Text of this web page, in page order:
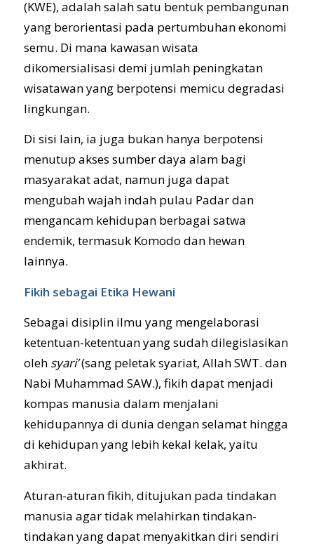
(KWE), adalah salah satu bentuk pembangunan
yang berorientasi pada pertumbuhan ekonomi
semu. Di mana kawasan wisata
dikomersialisasi demi jumlah peningkatan
wisatawan yang berpotensi memicu degradasi
lingkungan.
Di sisi lain, ia juga bukan hanya berpotensi
menutup akses sumber daya alam bagi
masyarakat adat, namun juga dapat
mengubah wajah indah pulau Padar dan
mengancam kehidupan berbagai satwa
endemik, termasuk Komodo dan hewan
lainnya.
Fikih sebagai Etika Hewani
Sebagai disiplin ilmu yang mengelaborasi
ketentuan-ketentuan yang sudah dilegislasikan
oleh syari’(sang peletak syariat, Allah SWT. dan
Nabi Muhammad SAW.), fikih dapat menjadi
kompas manusia dalam menjalani
kehidupannya di dunia dengan selamat hingga
di kehidupan yang lebih kekal kelak, yaitu
akhirat.
Aturan-aturan fikih, ditujukan pada tindakan
manusia agar tidak melahirkan tindakan-
tindakan yang dapat menyakitkan diri sendiri